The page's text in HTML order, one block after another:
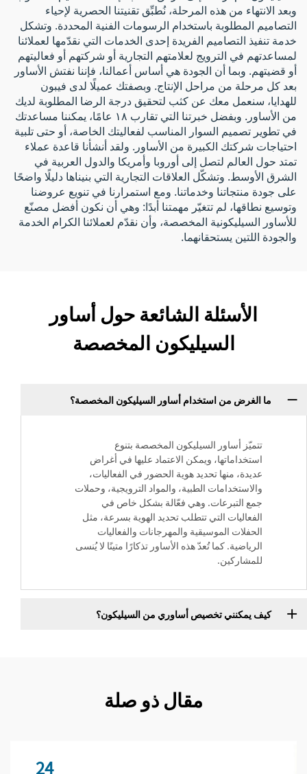
وبعد الانتهاء من هذه المرحلة، نُطبِّق تقنيتنا الحصرية لإحياء
التصاميم المطلوبة باستخدام الرسومات الفنية المحددة. وتشكل
خدمة تنفيذ التصاميم الفريدة إحدى الخدمات التي نقدّمها لعملائنا
لمساعدتهم في الترويج لعلامتهم التجارية أو شركتهم أو فعاليتهم
أو قضيتهم. وبما أن الجودة هي أساس أعمالنا، فإننا نفتش الأساور
بعد كل مرحلة من مراحل الإنتاج. وبصفتك عميلًا لدى فيبون
للهدايا، سنعمل معك عن كثب لتحقيق درجة الرضا المطلوبة لديك
من الأساور. وبفضل خبرتنا التي تقارب ١٨ عامًا، يمكننا مساعدتك
في تطوير تصميم السوار المناسب لفعاليتك الخاصة، أو حتى تلبية
احتياجات شركتك الكبيرة من الأساور. ولقد أنشأنا قاعدة عملاء
تمتد حول العالم لتصل إلى أوروبا وأمريكا والدول العربية في
الشرق الأوسط. وتشكّل العلاقات التجارية التي بنيناها دليلًا واضحًا
على جودة منتجاتنا وخدماتنا. ومع استمرارنا في تنويع عروضنا
وتوسيع نطاقها، لم تتغيّر مهمتنا أبدًا: وهي أن نكون أفضل مصنّع
للأساور السيليكونية المخصصة، وأن نقدّم لعملائنا الكرام الخدمة
والجودة اللتين يستحقانهما.
الأسئلة الشائعة حول أساور
السيليكون المخصصة
ما الغرض من استخدام أساور السيليكون المخصصة؟
تتميّز أساور السيليكون المخصصة بتنوع
استخداماتها، ويمكن الاعتماد عليها في أغراض
عديدة، منها تحديد هوية الحضور في الفعاليات،
والاستخدامات الطبية، والمواد الترويجية، وحملات
جمع التبرعات. وهي فعّالة بشكل خاص في
الفعاليات التي تتطلب تحديد الهوية بسرعة، مثل
الحفلات الموسيقية والمهرجانات والفعاليات
الرياضية. كما تُعدّ هذه الأساور تذكارًا متينًا لا يُنسى
للمشاركين.
كيف يمكنني تخصيص أساوري من السيليكون؟
مقال ذو صلة
24